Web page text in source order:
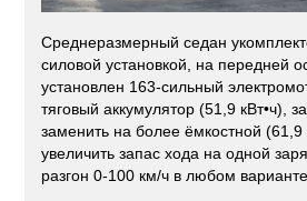
Среднеразмерный седан
силовой установкой, на передней
установлен 163-сильный
тяговый аккумулятор (51,9 кВт•ч),
заменить на более ёмкостной (61,9
увеличить запас хода на одной
разгон 0-100 км/ч в любом